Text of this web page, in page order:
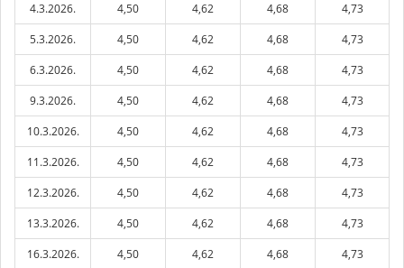
4.3.2026.
4,50 4,62 4,68
4,73
5.3.2026.
4,50 4,62 4,68
4,73
6.3.2026.
4,50 4,62 4,68
4,73
9.3.2026.
4,50 4,62 4,68
4,73
10.3.2026.
4,50 4,62 4,68
4,73
11.3.2026.
4,50 4,62 4,68
4,73
12.3.2026.
4,50 4,62 4,68
4,73
13.3.2026.
4,50 4,62 4,68
4,73
16.3.2026.
4,50 4,62 4,68
4,73